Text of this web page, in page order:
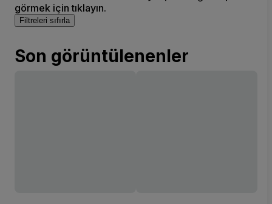
görmek için tıklayın.
Filtreleri sıfırla
Son görüntülenenler